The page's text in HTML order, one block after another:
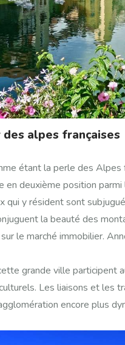
alpes françaises
étant la perle des
en deuxième position
qui y résident sont
la beauté des
le marché immobilier.
grande ville participent
Les liaisons et les
encore plus